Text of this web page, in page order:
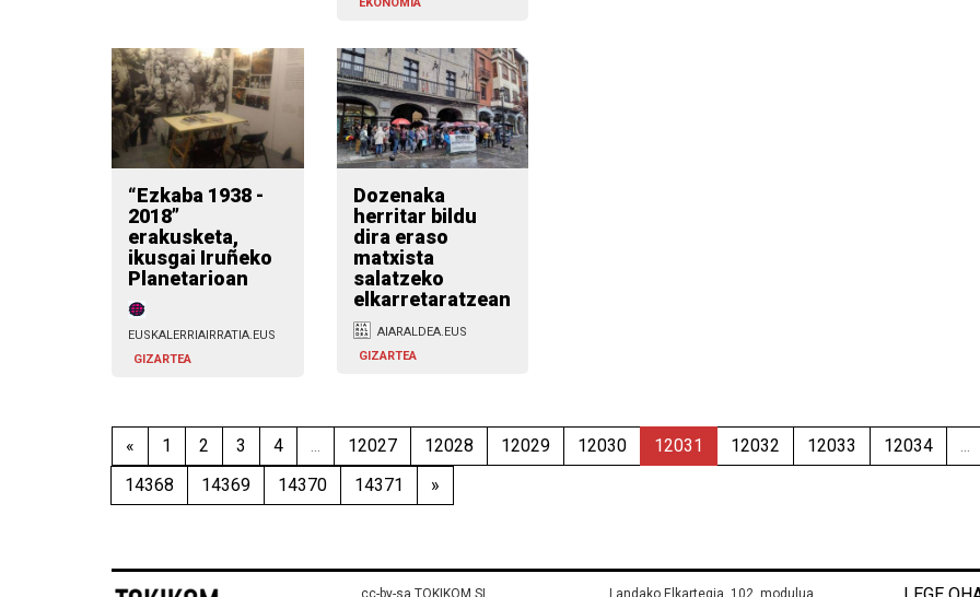
“Ezkaba 1938 -
2018”
erakusketa,
ikusgai Iruñeko
Planetarioan
EUSKALERRIAIRRATIA.EUS
GIZARTEA
Dozenaka
herritar bildu
dira eraso
matxista
salatzeko
elkarretaratzean
AIARALDEA.EUS
GIZARTEA
« 1 2 3 4 12027 12028 12029 12030 12031 12032 12033 12034
14368
14369 14370 14371 »
cc-by-sa TOKIKOM SL. Landako Elkartegia, 102. modulua.